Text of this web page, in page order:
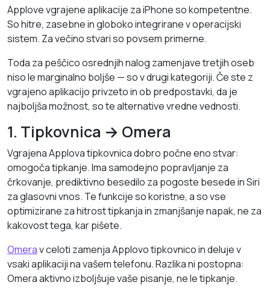
Applove vgrajene aplikacije za iPhone so kompetentne.
So hitre, zasebne in globoko integrirane v operacijski
sistem. Za večino stvari so povsem primerne.
Toda za peščico osrednjih nalog zamenjave tretjih oseb
niso le marginalno boljše — so v drugi kategoriji. Če ste z
vgrajeno aplikacijo privzeto in ob predpostavki, da je
najboljša možnost, so te alternative vredne vednosti.
1. Tipkovnica → Omera
Vgrajena Applova tipkovnica dobro počne eno stvar:
omogoča tipkanje. Ima samodejno popravljanje za
črkovanje, prediktivno besedilo za pogoste besede in Siri
za glasovni vnos. Te funkcije so koristne, a so vse
optimizirane za hitrost tipkanja in zmanjšanje napak, ne za
kakovost tega, kar pišete.
Omerav celoti zamenja Applovo tipkovnico in deluje v
vsaki aplikaciji na vašem telefonu. Razlika ni postopna:
Omera aktivno izboljšuje vaše pisanje, ne le tipkanje.